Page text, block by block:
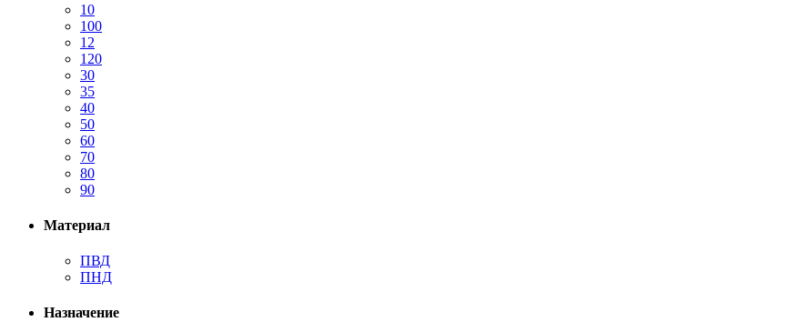
10
100
12
120
30
35
40
50
60
70
80
90
Материал
ПВД
ПНД
Назначение